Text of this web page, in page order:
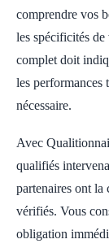
comprendre vos
les spécificités
complet doit
les performances
nécessaire.
Avec
qualifiés
partenaires ont la
vérifiés. Vous
obligation